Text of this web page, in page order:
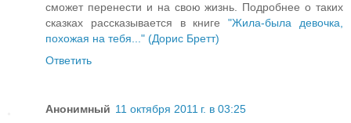
сможет перенести и на свою жизнь. Подробнее о таких
сказках рассказывается в книге"Жила-была девочка,
похожая на тебя..." (Дорис Бретт)
Ответить
Анонимный 11 октября 2011 г. в 03:25